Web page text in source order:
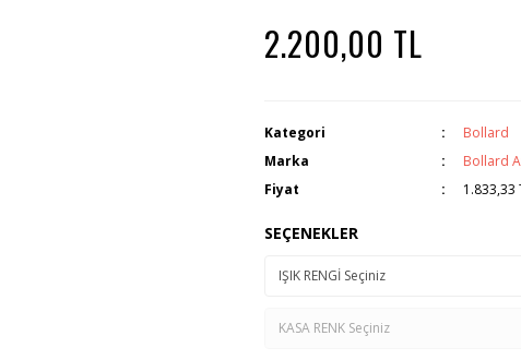
2.200,00 TL
Kategori
Bollard
Marka
Bollard
Fiyat
1.833,33
SEÇENEKLER